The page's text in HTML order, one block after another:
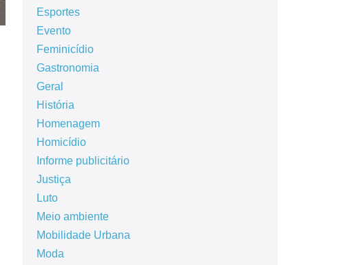
Esportes
Evento
Feminicídio
Gastronomia
Geral
História
Homenagem
Homicídio
Informe publicitário
Justiça
Luto
Meio ambiente
Mobilidade Urbana
Moda